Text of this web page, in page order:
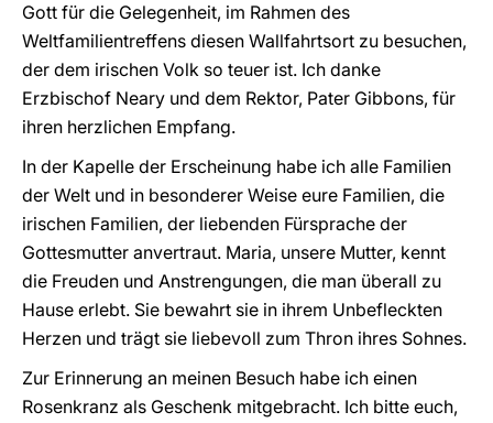
Gott für die Gelegenheit, im Rahmen des
Weltfamilientreffens diesen Wallfahrtsort zu besuchen,
der dem irischen Volk so teuer ist. Ich danke
Erzbischof Neary und dem Rektor, Pater Gibbons, für
ihren herzlichen Empfang.
In der Kapelle der Erscheinung habe ich alle Familien
der Welt und in besonderer Weise eure Familien, die
irischen Familien, der liebenden Fürsprache der
Gottesmutter anvertraut. Maria, unsere Mutter, kennt
die Freuden und Anstrengungen, die man überall zu
Hause erlebt. Sie bewahrt sie in ihrem Unbefleckten
Herzen und trägt sie liebevoll zum Thron ihres Sohnes.
Zur Erinnerung an meinen Besuch habe ich einen
Rosenkranz als Geschenk mitgebracht. Ich bitte euch,